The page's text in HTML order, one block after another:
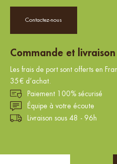
Contactez-nous
Commande et livraison
Les frais de port sont offerts en
35€ d’achat.
Paiement 100% sécurisé
Équipe à votre écoute
Livraison sous 48 - 96h